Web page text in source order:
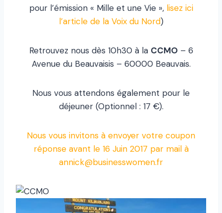
pour l’émission « Mille et une Vie », lisez ici
l’article de la Voix du Nord)
Retrouvez nous dès 10h30 à la CCMO – 6
Avenue du Beauvaisis – 60000 Beauvais.
Nous vous attendons également pour le
déjeuner (Optionnel : 17 €).
Nous vous invitons à envoyer votre coupon
réponse avant le 16 Juin 2017 par mail à
annick@businesswomen.fr